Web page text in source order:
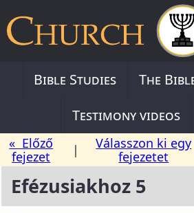
Bible Studies The
Testimony videos
« Előző
fejezet
|
Válasszon ki egy
fejezetet
Efézusiakhoz 5